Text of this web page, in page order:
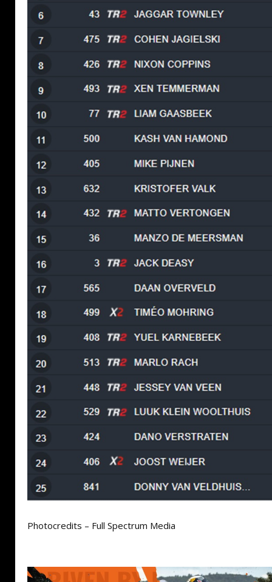
Photocredits – Full Spectrum Media